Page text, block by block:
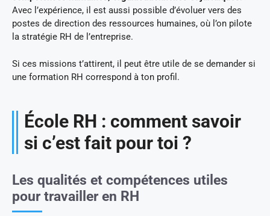
Avec l’expérience, il est aussi possible d’évoluer vers des
postes de direction des ressources humaines, où l’on pilote
la stratégie RH de l’entreprise.
Si ces missions t’attirent, il peut être utile de se demander si
une formation RH correspond à ton profil.
École RH : comment savoir
si c’est fait pour toi ?
Les qualités et compétences utiles
pour travailler en RH